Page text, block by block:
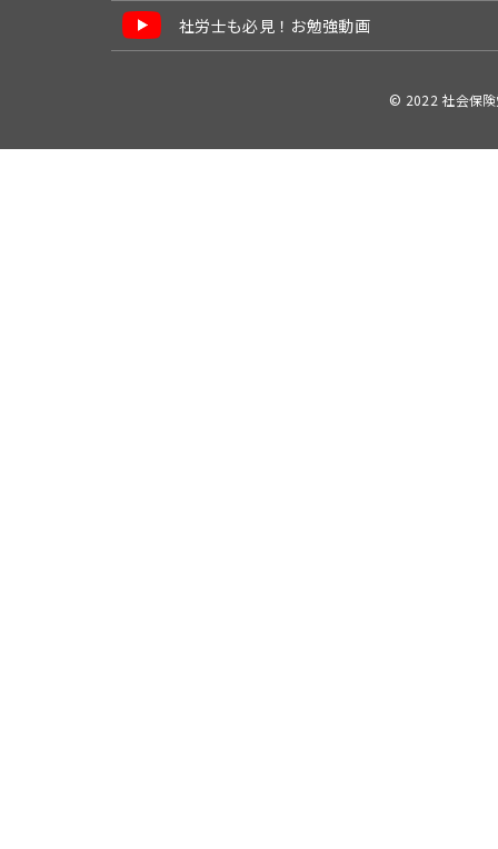
社労士も必見！お勉強動画
© 2022 社会保